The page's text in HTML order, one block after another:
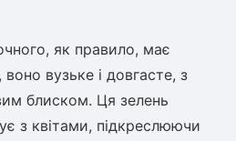
як правило, має
вузьке і довгасте, з
блиском. Ця зелень
з квітами, підкреслюючи